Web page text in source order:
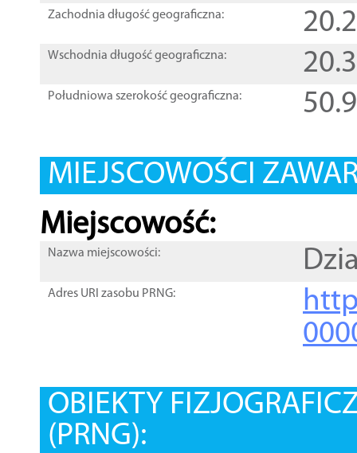
Zachodnia długość geograficzna:
Wschodnia długość geograficzna:
Południowa szerokość geograficzna:
MIEJSCOWOŚCI
Miejscowość:
Nazwa miejscowości:
Adres URI zasobu PRNG:
OBIEKTY
(PRNG):